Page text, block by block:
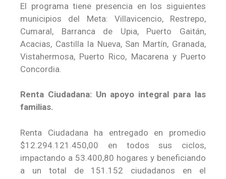
El programa tiene presencia en los siguientes
municipios del Meta: Villavicencio, Restrepo,
Cumaral, Barranca de Upia, Puerto Gaitán,
Acacias, Castilla la Nueva, San Martín, Granada,
Vistahermosa, Puerto Rico, Macarena y Puerto
Concordia.
Renta Ciudadana: Un apoyo integral para las
familias.
Renta Ciudadana ha entregado en promedio
$12.294.121.450,00 en todos sus ciclos,
impactando a 53.400,80 hogares y beneficiando
a un total de 151.152 ciudadanos en el